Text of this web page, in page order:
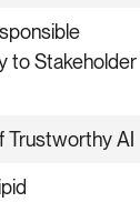
to Stakeholder
AI